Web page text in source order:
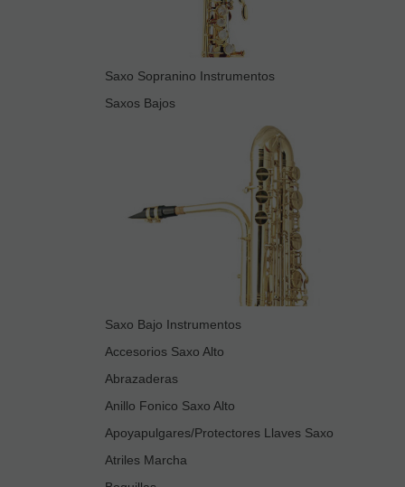
Saxo Sopranino Instrumentos
Saxos Bajos
Saxo Bajo Instrumentos
Accesorios Saxo Alto
Abrazaderas
Anillo Fonico Saxo Alto
Apoyapulgares/Protectores Llaves Saxo
Atriles Marcha